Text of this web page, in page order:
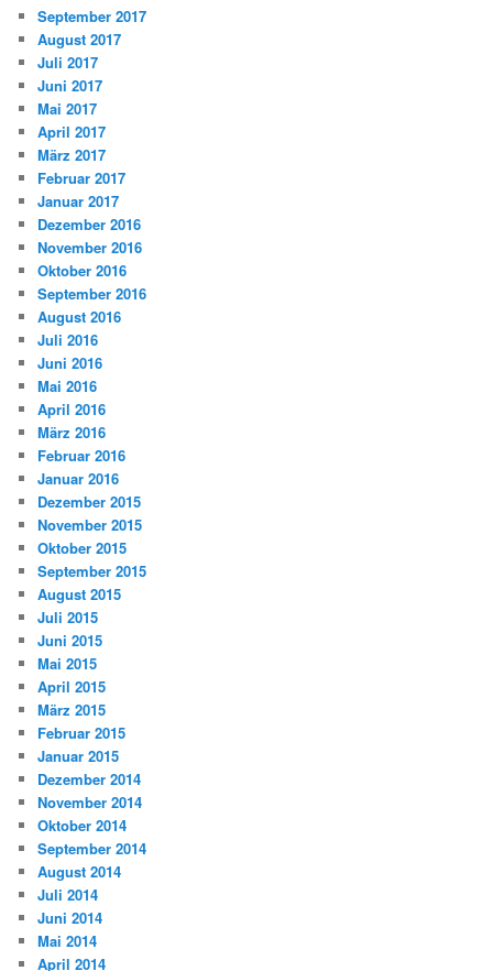
September 2017
August 2017
Juli 2017
Juni 2017
Mai 2017
April 2017
März 2017
Februar 2017
Januar 2017
Dezember 2016
November 2016
Oktober 2016
September 2016
August 2016
Juli 2016
Juni 2016
Mai 2016
April 2016
März 2016
Februar 2016
Januar 2016
Dezember 2015
November 2015
Oktober 2015
September 2015
August 2015
Juli 2015
Juni 2015
Mai 2015
April 2015
März 2015
Februar 2015
Januar 2015
Dezember 2014
November 2014
Oktober 2014
September 2014
August 2014
Juli 2014
Juni 2014
Mai 2014
April 2014